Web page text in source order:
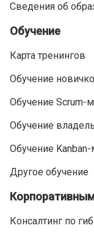
Сведения об
Обучение
Карта тренингов
Обучение
Обучение Scrum-
Обучение
Обучение
Другое обучение
Консалтинг по